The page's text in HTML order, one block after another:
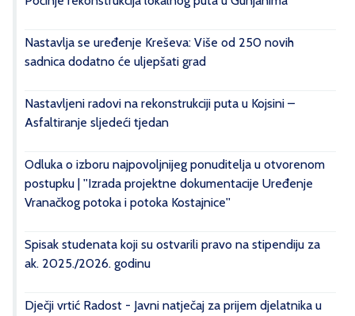
Nastavlja se uređenje Kreševa: Više od 250 novih
sadnica dodatno će uljepšati grad
Nastavljeni radovi na rekonstrukciji puta u Kojsini –
Asfaltiranje sljedeći tjedan
Odluka o izboru najpovoljnijeg ponuditelja u otvorenom
postupku | ''Izrada projektne dokumentacije Uređenje
Vranačkog potoka i potoka Kostajnice''
Spisak studenata koji su ostvarili pravo na stipendiju za
ak. 2025./2026. godinu
Dječji vrtić Radost - Javni natječaj za prijem djelatnika u